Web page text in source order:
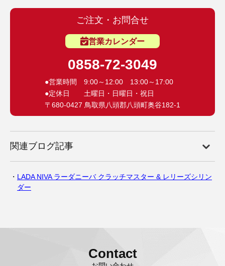
ご注文・お問合せ
営業カレンダー
0858-72-3049
●営業時間 9:00～12:00 13:00～17:00
●定休日 土曜日・日曜日・祝日
〒680-0427 鳥取県八頭郡八頭町奥谷182-1
関連ブログ記事
LADA NIVA ラーダニーバ クラッチマスター & レリーズシリン
ダー
Contact